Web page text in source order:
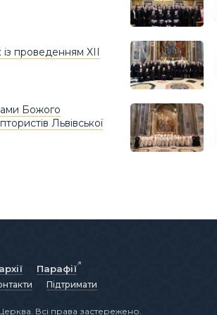
із проведенням XIІ
Божого
Львівської
Парафії
Підтримати
Всі права застережено.